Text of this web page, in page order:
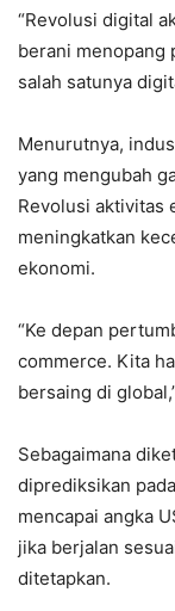
“Revolusi digital
berani menopang
salah satunya
Menurutnya,
yang mengubah
Revolusi aktivitas
meningkatkan
ekonomi.
“Ke depan
commerce. Kita
bersaing di
Sebagaimana
diprediksikan
mencapai angka
jika berjalan
ditetapkan.